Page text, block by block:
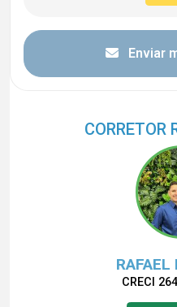
Enviar
CORRETOR
RAFAEL
CRECI